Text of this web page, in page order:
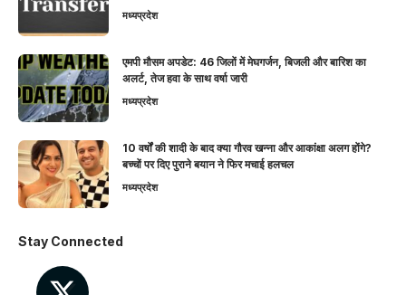
मध्यप्रदेश
एमपी मौसम अपडेट: 46 जिलों में मेघगर्जन, बिजली और बारिश का
अलर्ट, तेज हवा के साथ वर्षा जारी
मध्यप्रदेश
10 वर्षों की शादी के बाद क्या गौरव खन्ना और आकांक्षा अलग होंगे?
बच्चों पर दिए पुराने बयान ने फिर मचाई हलचल
मध्यप्रदेश
Stay Connected